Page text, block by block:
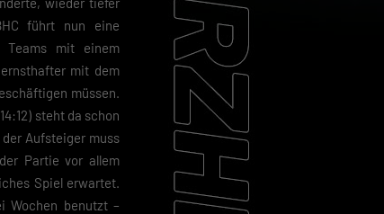
führt nun eine
Teams mit einem
mit dem
müssen.
steht da schon
Aufsteiger muss
Partie vor allem
Spiel erwartet.
Wochen benutzt –